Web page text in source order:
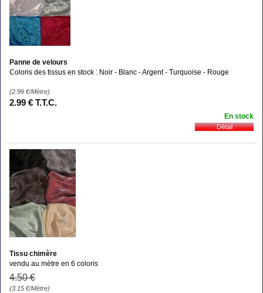
Panne de velours
Coloris des tissus en stock : Noir - Blanc - Argent - Turquoise - Rouge
(2.99 €/Mètre)
2.99 € T.T.C.
En stock
Tissu chimère
vendu au mètre en 6 coloris
4.50 €
(3.15 €/Mètre)